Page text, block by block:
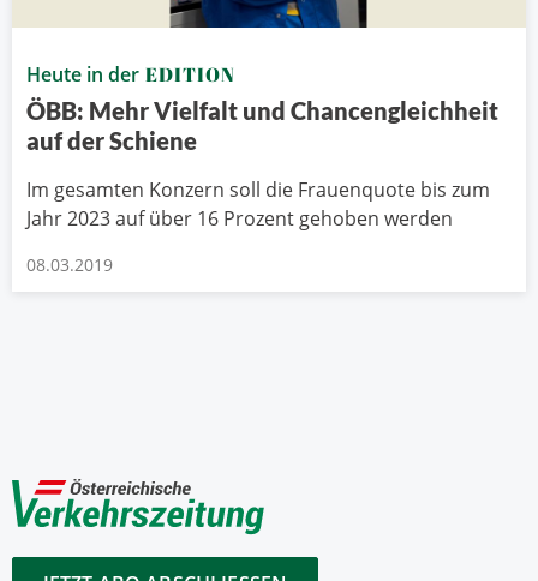
Heute in der EDITION
ÖBB: Mehr Vielfalt und Chancengleichheit
auf der Schiene
Im gesamten Konzern soll die Frauenquote bis zum
Jahr 2023 auf über 16 Prozent gehoben werden
08.03.2019